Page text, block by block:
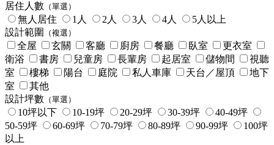
居住人數 （單選）
無人居住 1人 2人 3人 4人
5人以上
設計範圍
（複選）
全屋 玄關 客廳 廚房 餐廳 臥室
更衣室
衛浴
書房 兒童房 長輩房 起居室 儲物間
視聽
室
樓梯 陽台 庭院 私人車庫 天台／屋頂
地下
室
其他
設計坪數 （單選）
10坪以下 10-19坪 20-29坪 30-39坪
40-49坪
50-59坪
60-69坪 70-79坪 80-89坪 90-99坪
100坪
以上